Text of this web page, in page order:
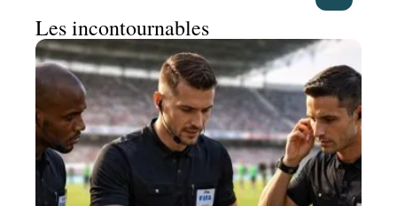
Les incontournables